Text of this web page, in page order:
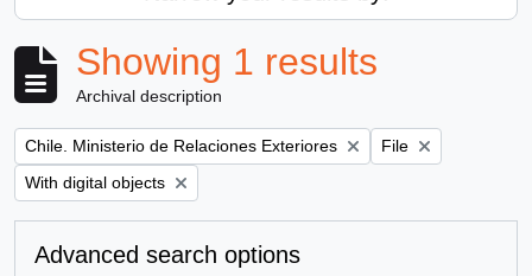
Showing 1 results
Archival description
Remove filter:
Chile. Ministerio de Relaciones Exteriores Remove filter:
File
Remove filter:
With digital objects
Advanced search options